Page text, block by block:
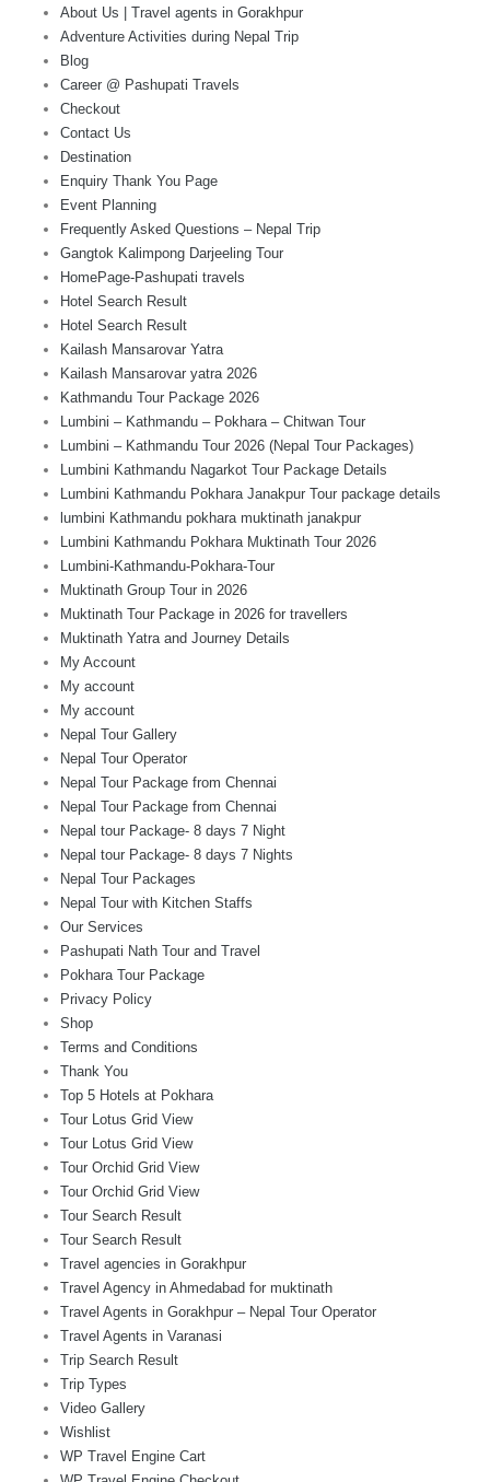
About Us | Travel agents in Gorakhpur
Adventure Activities during Nepal Trip
Blog
Career @ Pashupati Travels
Checkout
Contact Us
Destination
Enquiry Thank You Page
Event Planning
Frequently Asked Questions – Nepal Trip
Gangtok Kalimpong Darjeeling Tour
HomePage-Pashupati travels
Hotel Search Result
Hotel Search Result
Kailash Mansarovar Yatra
Kailash Mansarovar yatra 2026
Kathmandu Tour Package 2026
Lumbini – Kathmandu – Pokhara – Chitwan Tour
Lumbini – Kathmandu Tour 2026 (Nepal Tour Packages)
Lumbini Kathmandu Nagarkot Tour Package Details
Lumbini Kathmandu Pokhara Janakpur Tour package details
lumbini Kathmandu pokhara muktinath janakpur
Lumbini Kathmandu Pokhara Muktinath Tour 2026
Lumbini-Kathmandu-Pokhara-Tour
Muktinath Group Tour in 2026
Muktinath Tour Package in 2026 for travellers
Muktinath Yatra and Journey Details
My Account
My account
My account
Nepal Tour Gallery
Nepal Tour Operator
Nepal Tour Package from Chennai
Nepal Tour Package from Chennai
Nepal tour Package- 8 days 7 Night
Nepal tour Package- 8 days 7 Nights
Nepal Tour Packages
Nepal Tour with Kitchen Staffs
Our Services
Pashupati Nath Tour and Travel
Pokhara Tour Package
Privacy Policy
Shop
Terms and Conditions
Thank You
Top 5 Hotels at Pokhara
Tour Lotus Grid View
Tour Lotus Grid View
Tour Orchid Grid View
Tour Orchid Grid View
Tour Search Result
Tour Search Result
Travel agencies in Gorakhpur
Travel Agency in Ahmedabad for muktinath
Travel Agents in Gorakhpur – Nepal Tour Operator
Travel Agents in Varanasi
Trip Search Result
Trip Types
Video Gallery
Wishlist
WP Travel Engine Cart